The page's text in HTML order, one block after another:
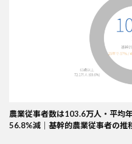
農業従事者数は103.6万人・平均
56.8%減｜基幹的農業従事者の推